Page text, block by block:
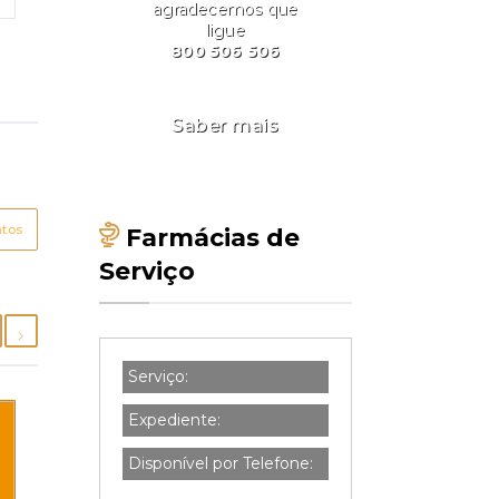
agradecemos que
ligue
800 506 506
Saber mais
Farmácias de
Serviço
Serviço:
Expediente:
Disponível por Telefone: